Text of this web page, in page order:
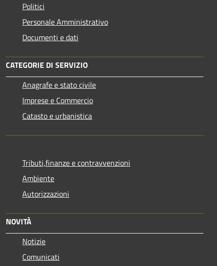
Politici
Personale Amministrativo
Documenti e dati
CATEGORIE DI SERVIZIO
Anagrafe e stato civile
Imprese e Commercio
Catasto e urbanistica
Tributi,finanze e contravvenzioni
Ambiente
Autorizzazioni
NOVITÀ
Notizie
Comunicati